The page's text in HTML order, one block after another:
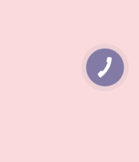
КНОПКА
ЗВ'ЯЗКУ